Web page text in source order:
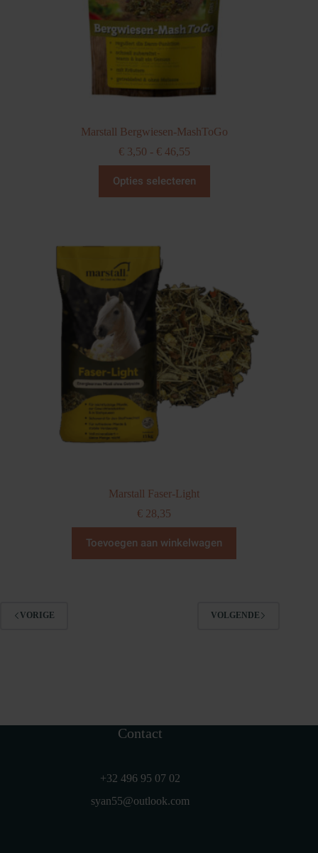
Marstall Bergwiesen-MashToGo
€3,50 - €46,55Prijsklasse:
€ 3,50
tot
Opties selecteren
product
heeft
optie
kan
gekozen
worden
op
de
productpagina
Marstall Faser-Light
€ 28,35
Toevoegen aan winkelwagen
VORIGE VOLGENDE
Contact
+32 496 95 07 02
syan55@outlook.com